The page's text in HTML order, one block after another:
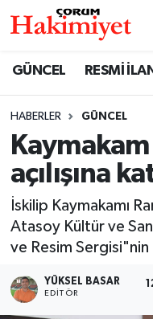
GÜNCEL RESMİ
HABERLER GÜNCEL
açılışına
İskilip Kaymakamı
Atasoy Kültür ve
ve Resim Sergisi"nin
YÜKSEL BASAR
EDITÖR
SAĞLIK
ASAYİŞ
EKONOMİ
Nöbetçi
Çorum Namaz
Trafik Durumu
Süper Lig Puan